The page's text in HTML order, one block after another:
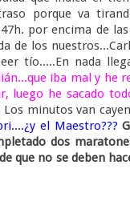
porque va
por encima de
de los
tío.....En nada
iba mal y he
luego he sacado
Los minutos van
el Maestro???
dos
que no se deben